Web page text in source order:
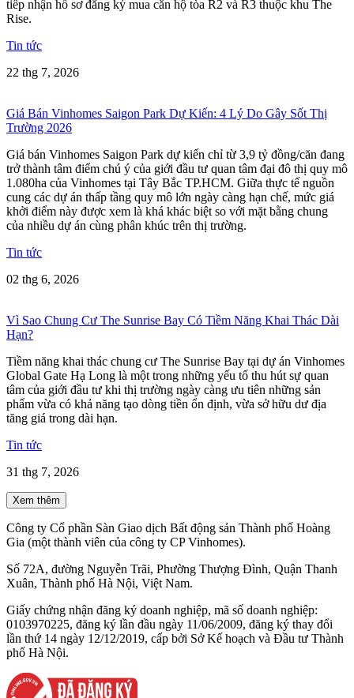
tiếp nhận hồ sơ đăng ký mua căn hộ tòa R2 và R3 thuộc khu The
Rise.
Tin tức
22 thg 7, 2026
Giá Bán Vinhomes Saigon Park Dự Kiến: 4 Lý Do Gây Sốt Thị
Trường 2026
Giá bán Vinhomes Saigon Park dự kiến chỉ từ 3,9 tỷ đồng/căn đang
trở thành tâm điểm chú ý của giới đầu tư quan tâm đại đô thị quy mô
1.080ha của Vinhomes tại Tây Bắc TP.HCM. Giữa thực tế nguồn
cung các dự án thấp tầng quy mô lớn ngày càng hạn chế, mức giá
khởi điểm này được xem là khá khác biệt so với mặt bằng chung
của nhiều dự án cùng phân khúc trên thị trường.
Tin tức
02 thg 6, 2026
Vì Sao Chung Cư The Sunrise Bay Có Tiềm Năng Khai Thác Dài
Hạn?
Tiềm năng khai thác chung cư The Sunrise Bay tại dự án Vinhomes
Global Gate Hạ Long là một trong những yếu tố thu hút sự quan
tâm của giới đầu tư khi thị trường ngày càng ưu tiên những sản
phẩm vừa có khả năng tạo dòng tiền ổn định, vừa sở hữu dư địa
tăng giá trong dài hạn.
Tin tức
31 thg 7, 2026
Xem thêm
Công ty Cổ phần Sàn Giao dịch Bất động sản Thành phố Hoàng
Gia (một thành viên của công ty CP Vinhomes).
Số 72A, đường Nguyễn Trãi, Phường Thượng Đình, Quận Thanh
Xuân, Thành phố Hà Nội, Việt Nam.
Giấy chứng nhận đăng ký doanh nghiệp, mã số doanh nghiệp:
0103970225, đăng ký lần đầu ngày 11/06/2009, đăng ký thay đổi
lần thứ 14 ngày 12/12/2019, cấp bởi Sở Kế hoạch và Đầu tư Thành
phố Hà Nội.